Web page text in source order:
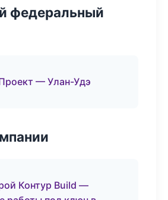
федеральный
— Улан-Удэ
Контур Build —